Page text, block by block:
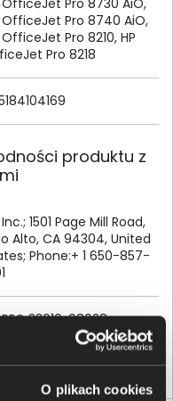
O plikach cookies
OfficeJet Pro 8740 AiO,
OfficeJet Pro 8210, HP
Pro 8218
produktu z
Inc.; 1501 Page Mill Road,
Alto, CA 94304, United
Phone:+ 1 650-857-
REG 23010; 08028
Spain; Email
reg@hp.com